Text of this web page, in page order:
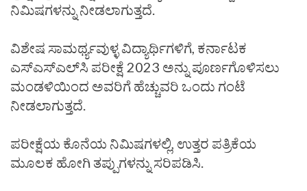
ನಿಮಿಷಗಳನ್ನು ನೀಡಲಾಗುತ್ತದೆ.
ವಿಶೇಷ ಸಾಮರ್ಥ್ಯವುಳ್ಳ ವಿದ್ಯಾರ್ಥಿಗಳಿಗೆ, ಕರ್ನಾಟಕ
ಎಸ್‌ಎಸ್‌ಎಲ್‌ಸಿ ಪರೀಕ್ಷೆ 2023 ಅನ್ನು ಪೂರ್ಣಗೊಳಿಸಲು
ಮಂಡಳಿಯಿಂದ ಅವರಿಗೆ ಹೆಚ್ಚುವರಿ ಒಂದು ಗಂಟೆ
ನೀಡಲಾಗುತ್ತದೆ.
ಪರೀಕ್ಷೆಯ ಕೊನೆಯ ನಿಮಿಷಗಳಲ್ಲಿ, ಉತ್ತರ ಪತ್ರಿಕೆಯ
ಮೂಲಕ ಹೋಗಿ ತಪ್ಪುಗಳನ್ನು ಸರಿಪಡಿಸಿ.